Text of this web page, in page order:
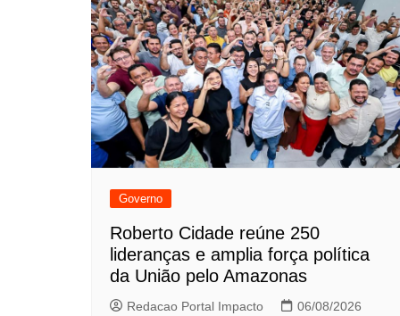
Governo
Roberto Cidade reúne 250
lideranças e amplia força política
da União pelo Amazonas
Redacao Portal Impacto
06/08/2026